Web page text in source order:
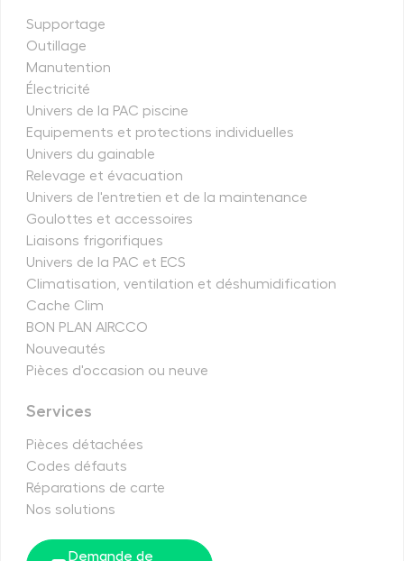
Supportage
Outillage
Manutention
Électricité
Univers de la PAC piscine
Equipements et protections individuelles
Univers du gainable
Relevage et évacuation
Univers de l'entretien et de la maintenance
Goulottes et accessoires
Liaisons frigorifiques
Univers de la PAC et ECS
Climatisation, ventilation et déshumidification
Cache Clim
BON PLAN AIRCCO
Nouveautés
Pièces d'occasion ou neuve
Services
Pièces détachées
Codes défauts
Réparations de carte
Nos solutions
Demande de